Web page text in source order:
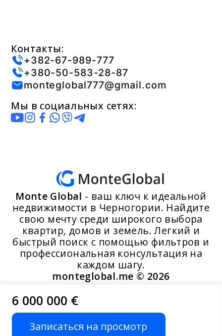
6 000 000 €
Записаться на просмотр
Контакты:
+382-67-989-777
+380-50-583-28-87
monteglobal777@gmail.com
Мы в социальных сетях:
Monte Global - ваш ключ к идеальной
недвижимости в Черногории. Найдите
свою мечту среди широкого выбора
квартир, домов и земель. Легкий и
быстрый поиск с помощью фильтров и
профессиональная консультация на
каждом шагу.
monteglobal.me © 2026
Разработано MoosYo LLC